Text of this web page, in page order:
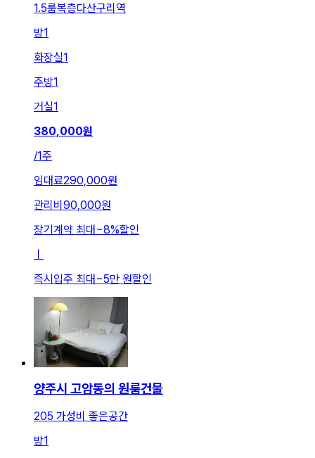
1.5룸복층다산구리역
방1
화장실1
주방1
거실1
380,000원
/1주
임대료290,000원
관리비 90,000원
장기계약 최대~8%할인
ㅣ
즉시입주 최대~5만 원할인
양주시 고암동의 원룸건물
205 가성비 좋은공간
방1